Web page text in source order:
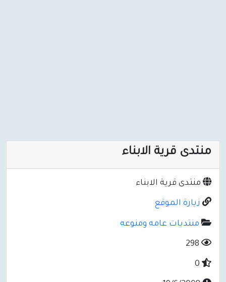
منتدى قرية الابناء
منتدى قرية الابناء
زيارة الموقع
منتديات عامه ومنوعه